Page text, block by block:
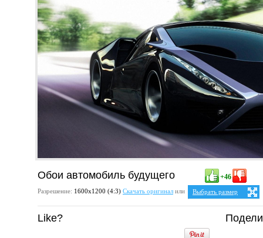
Обои автомобиль будущего +46
Разрешение: 1600х1200 (4:3) Скачать оригиналили
Выбрать размер
Ваше разрешение:Не
1280x1024
1600x1280
Like?